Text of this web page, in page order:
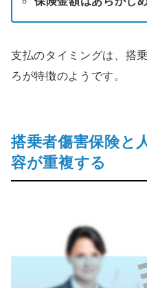
支払のタイミングは、搭
ろが特徴のようです。
搭乗者傷害保険と
容が重複する